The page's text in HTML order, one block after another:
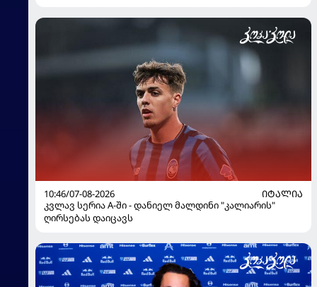
10:46/07-08-2026
ᲘᲢᲐᲚᲘᲐ
კვლავ სერია A-ში - დანიელ მალდინი "კალიარის"
ღირსებას დაიცავს